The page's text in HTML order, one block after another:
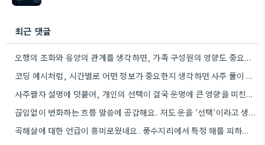
최근 댓글
오행의 조화와 음양의 관계를 생각하면, 가족 구성원의 영향도 중요한 요소일 텐데.
코딩 예시처럼, 시간별로 어떤 정보가 중요한지 생각하면 사주 풀이 이해에 도움이 될 것 같아요.
사주팔자 설명에 덧붙여, 개인의 선택이 결국 운명에 큰 영향을 미친다는 점이 와닿네요. 특히, 노력하는 방향에…
끊임없이 변화하는 흐름 말씀에 공감해요. 저도 운을 '선택'이라고 생각하는데, 그 선택들이 모여 흐름이 만들어지는 것…
곡해살에 대한 언급이 흥미로웠네요. 풍수지리에서 특정 해를 피하는 이유가 단순히 미신이라기보다, 기운을 잘 보려는 노력으로…